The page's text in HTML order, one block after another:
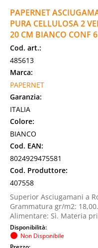
PAPERNET
PURA CELLULOSA 2
20 CM BIANCO CONF
Cod. art.:
485613
Marca:
PAPERNET
Garanzia:
ITALIA
Colore:
BIANCO
Cod. EAN:
8024929475581
Cod. Produttore:
407558
Superior Asciugamani a
Grammatura gr/m2:
Alimentare: Sì. Materia
Disponibilità:
Non Disponibile